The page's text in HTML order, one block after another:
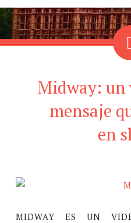
Midway: un
mensaje
en
MIDWAY ES UN